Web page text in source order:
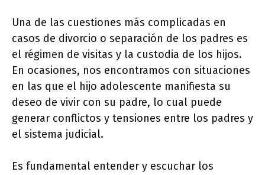
Una de las cuestiones más complicadas en
casos de divorcio o separación de los padres es
el régimen de visitas y la custodia de los hijos.
En ocasiones, nos encontramos con situaciones
en las que el hijo adolescente manifiesta su
deseo de vivir con su padre, lo cual puede
generar conflictos y tensiones entre los padres y
el sistema judicial.
Es fundamental entender y escuchar los